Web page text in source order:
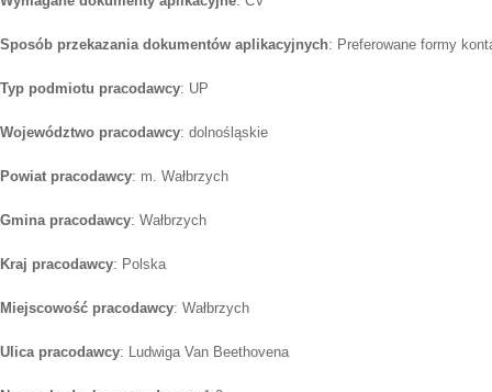
Sposób przekazania dokumentów aplikacyjnych: Preferowane formy
Typ podmiotu pracodawcy: UP
Województwo pracodawcy: dolnośląskie
Powiat pracodawcy: m. Wałbrzych
Gmina pracodawcy: Wałbrzych
Kraj pracodawcy: Polska
Miejscowość pracodawcy: Wałbrzych
Ulica pracodawcy: Ludwiga Van Beethovena